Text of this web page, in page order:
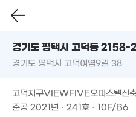
'21. 11
필터 매물 탐색
경기도 평택시 고덕동 2158-2
준공 2021년 · 241호 · 10F/B6
경기도 평택시 고덕동 2158-2
경기도 평택시 고덕여염9길 38
고덕지구VIEWFIVE오피스텔신
준공 2021년 · 241호 · 10F/B6